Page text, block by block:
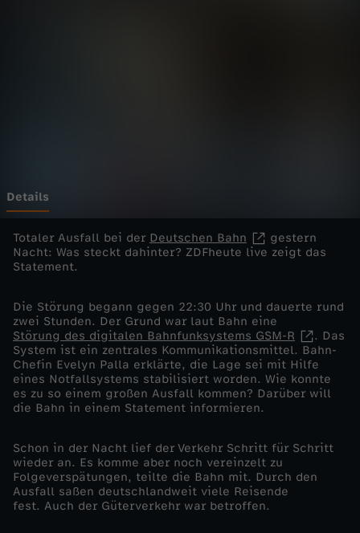
-
W
a
s
s
t
c
k
Details
Totaler Ausfall bei der Deutschen Bahn
gestern
Nacht: Was steckt dahinter? ZDFheute live zeigt das
Statement.
Die Störung begann gegen 22:30 Uhr und dauerte rund
zwei Stunden. Der Grund war laut Bahn eine
Störung des digitalen Bahnfunksystems GSM-R
. Das
System ist ein zentrales Kommunikationsmittel. Bahn-
Chefin Evelyn Palla erklärte, die Lage sei mit Hilfe
eines Notfallsystems stabilisiert worden. Wie konnte
es zu so einem großen Ausfall kommen? Darüber will
die Bahn in einem Statement informieren.
Schon in der Nacht lief der Verkehr Schritt für Schritt
wieder an. Es komme aber noch vereinzelt zu
Folgeverspätungen, teilte die Bahn mit. Durch den
Ausfall saßen deutschlandweit viele Reisende
fest. Auch der Güterverkehr war betroffen.